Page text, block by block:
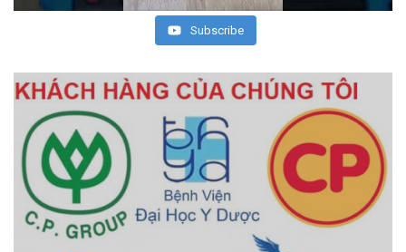
Subscribe